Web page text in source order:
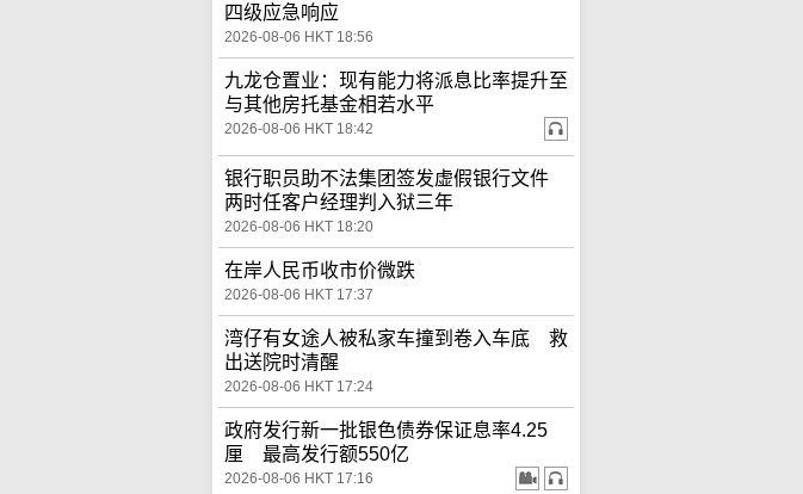
四级应急响应
2026-08-06 HKT 18:56
九龙仓置业：现有能力将派息比率提升至
与其他房托基金相若水平
2026-08-06 HKT 18:42
银行职员助不法集团签发虚假银行文件
两时任客户经理判入狱三年
2026-08-06 HKT 18:20
在岸人民币收市价微跌
2026-08-06 HKT 17:37
湾仔有女途人被私家车撞到卷入车底 救
出送院时清醒
2026-08-06 HKT 17:24
政府发行新一批银色债券保证息率4.25
厘 最高发行额550亿
2026-08-06 HKT 17:16